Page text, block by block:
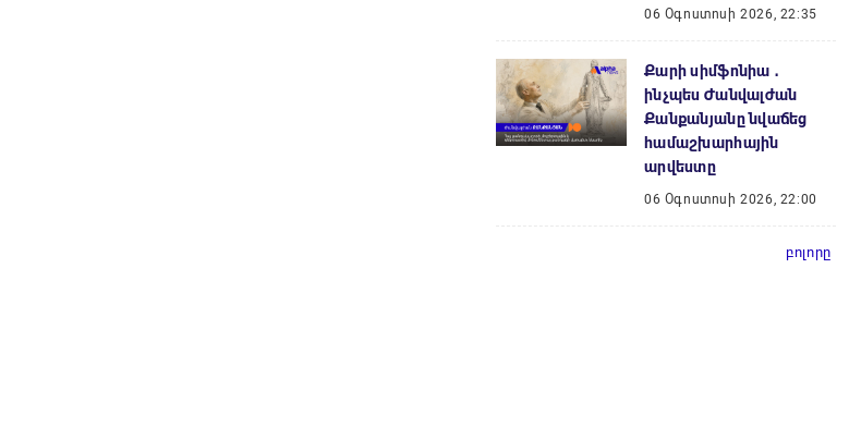
06 Օգոստոսի 2026, 22:35
Քարի սիմֆոնիա ․
ինչպես Ժանվալժան
Քանքանյանը նվաճեց
համաշխարհային
արվեստը
06 Օգոստոսի 2026, 22:00
բոլորը